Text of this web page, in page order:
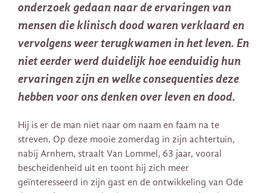
onderzoek gedaan naar de ervaringen van
mensen die klinisch dood waren verklaard en
vervolgens weer terugkwamen in het leven. En
niet eerder werd duidelijk hoe eenduidig hun
ervaringen zijn en welke consequenties deze
hebben voor ons denken over leven en dood.
Hij is er de man niet naar om naam en faam na te
streven. Op deze mooie zomerdag in zijn achtertuin,
nabij Arnhem, straalt Van Lommel, 63 jaar, vooral
bescheidenheid uit en toont hij zich meer
geïnteresseerd in zijn gast en de ontwikkeling van Ode